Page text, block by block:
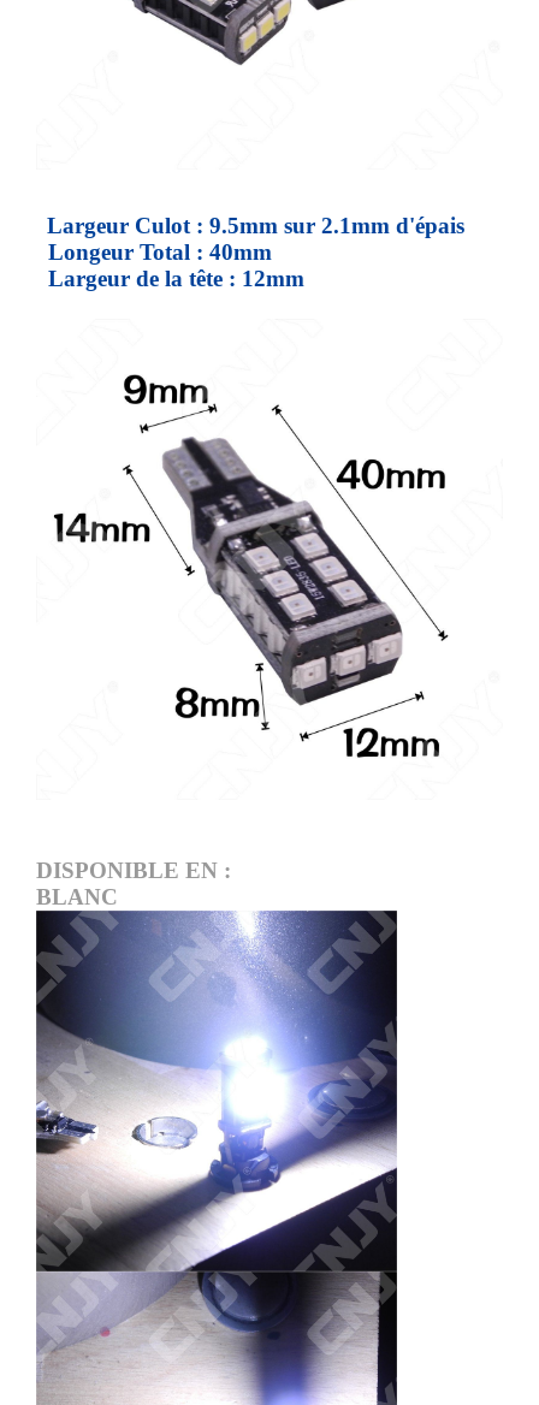
Largeur Culot : 9.5mm sur 2.1mm d'épais
Longeur Total : 40mm
Largeur de la tête : 12mm
DISPONIBLE EN :
BLANC